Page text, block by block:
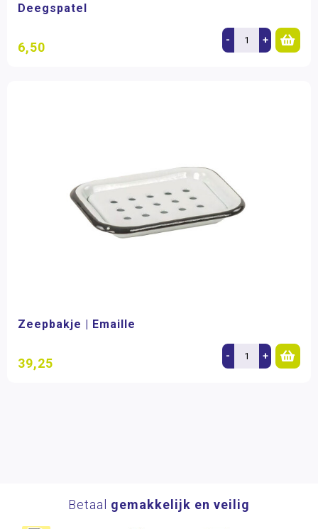
Deegspatel
6,50 - +
Zeepbakje | Emaille
39,25 - +
Betaal gemakkelijk en veilig